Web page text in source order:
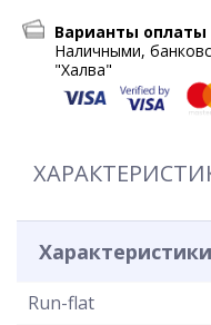
Варианты оплаты
Наличными,
"Халва"
Run-flat